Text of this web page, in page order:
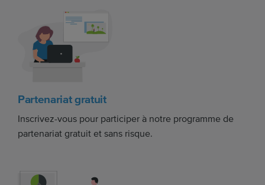
Partenariat gratuit
Inscrivez-vous pour participer à notre programme de
partenariat gratuit et sans risque.